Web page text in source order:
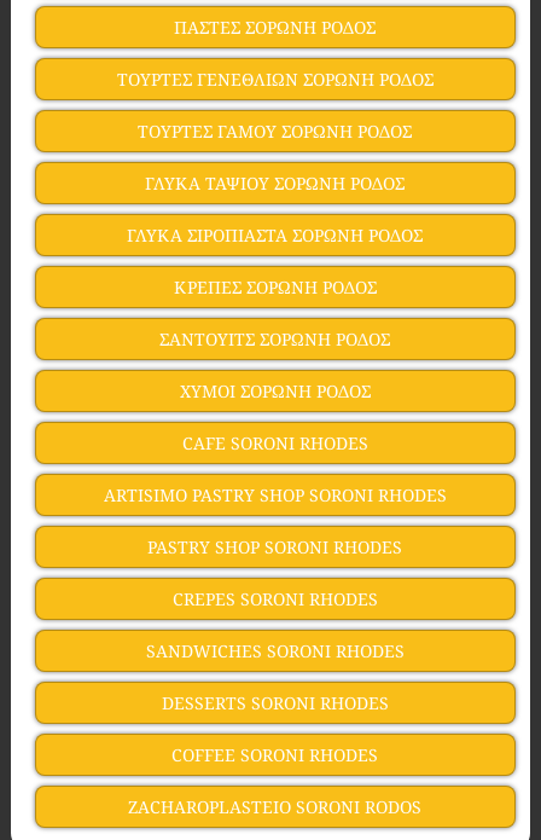
ΠΑΣΤΕΣ ΣΟΡΩΝΗ ΡΟΔΟΣ
ΤΟΥΡΤΕΣ ΓΕΝΕΘΛΙΩΝ ΣΟΡΩΝΗ ΡΟΔΟΣ
ΤΟΥΡΤΕΣ ΓΑΜΟΥ ΣΟΡΩΝΗ ΡΟΔΟΣ
ΓΛΥΚΑ ΤΑΨΙΟΥ ΣΟΡΩΝΗ ΡΟΔΟΣ
ΓΛΥΚΑ ΣΙΡΟΠΙΑΣΤΑ ΣΟΡΩΝΗ ΡΟΔΟΣ
ΚΡΕΠΕΣ ΣΟΡΩΝΗ ΡΟΔΟΣ
ΣΑΝΤΟΥΙΤΣ ΣΟΡΩΝΗ ΡΟΔΟΣ
ΧΥΜΟΙ ΣΟΡΩΝΗ ΡΟΔΟΣ
CAFE SORONI RHODES
ARTISIMO PASTRY SHOP SORONI RHODES
PASTRY SHOP SORONI RHODES
CREPES SORONI RHODES
SANDWICHES SORONI RHODES
DESSERTS SORONI RHODES
COFFEE SORONI RHODES
ZACHAROPLASTEIO SORONI RODOS